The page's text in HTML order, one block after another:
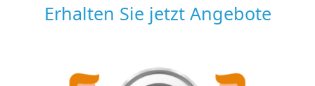
Erhalten Sie jetzt Angebote